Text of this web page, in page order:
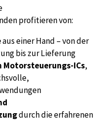
profitieren von:
aus einer Hand – von der
bis zur Lieferung
Motorsteuerungs-ICs,
durch die erfahrenen